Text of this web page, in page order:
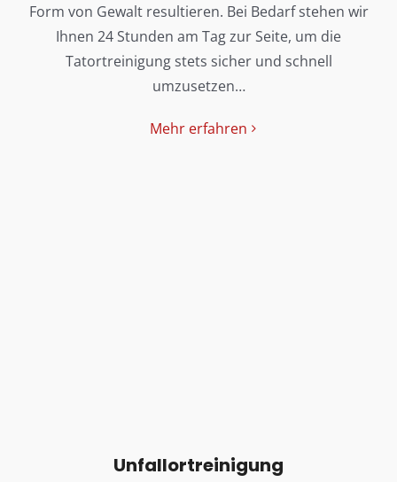
Form von Gewalt resultieren. Bei Bedarf stehen wir
Ihnen 24 Stunden am Tag zur Seite, um die
Tatortreinigung stets sicher und schnell
umzusetzen…
Mehr erfahren
Unfallortreinigung